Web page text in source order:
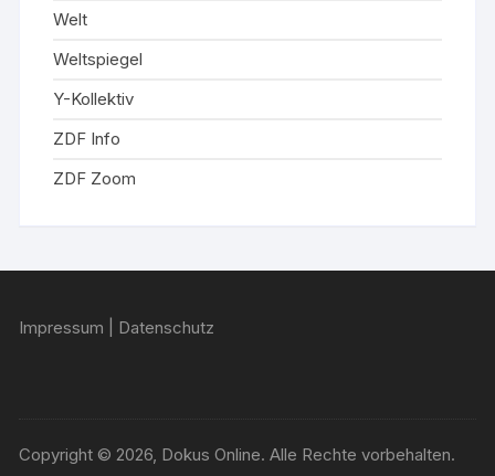
Welt
Weltspiegel
Y-Kollektiv
ZDF Info
ZDF Zoom
Impressum Datenschutz
Copyright © 2026, Dokus Online. Alle Rechte vorbehalten.